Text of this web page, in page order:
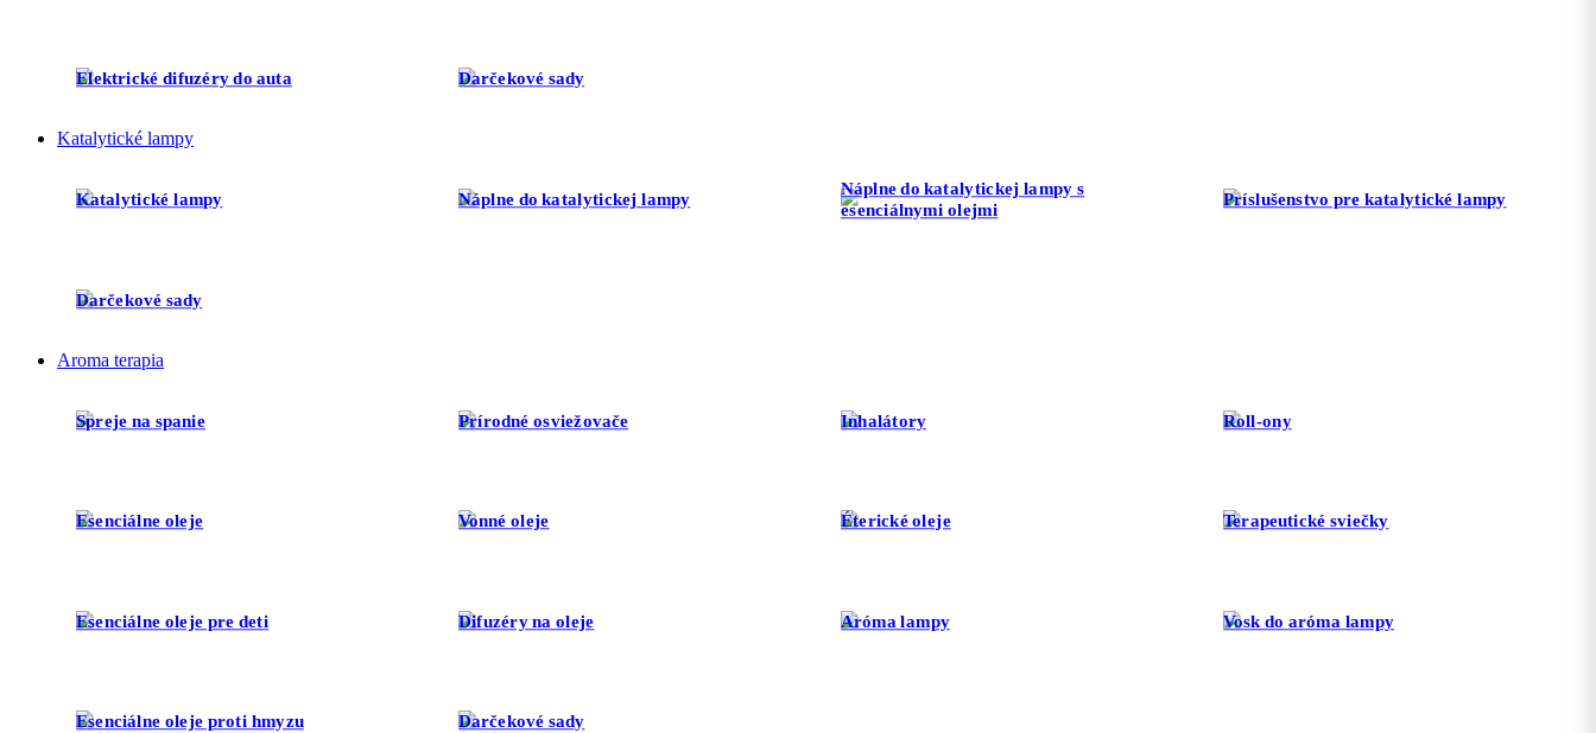
Elektrické difuzéry do auta Darčekové sady
Katalytické lampy
Katalytické lampy Náplne do katalytickej lampy
Náplne do katalytickej lampy s
esenciálnymi olejmi
Príslušenstvo pre katalytické lampy
Darčekové sady
Aroma terapia
Spreje na spanie Prírodné osviežovače Inhalátory Roll-ony
Esenciálne oleje Vonné oleje Éterické oleje Terapeutické sviečky
Esenciálne oleje pre deti Difuzéry na oleje Aróma lampy Vosk do aróma lampy
Esenciálne oleje proti hmyzu Darčekové sady